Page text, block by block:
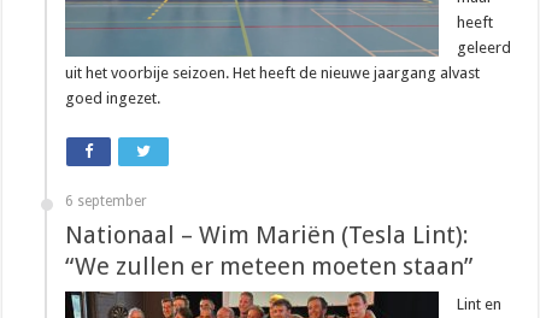
heeft
geleerd
uit het voorbije seizoen. Het heeft de nieuwe jaargang alvast
goed ingezet.
6 september
Nationaal – Wim Mariën (Tesla Lint):
“We zullen er meteen moeten staan”
Lint en